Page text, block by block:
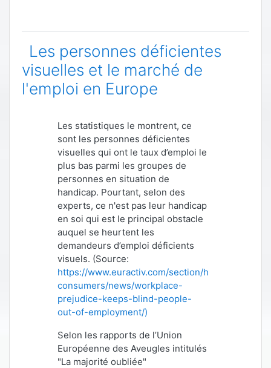
Les personnes déficientes
visuelles et le marché de
l'emploi en Europe
Les statistiques le montrent, ce
sont les personnes déficientes
visuelles qui ont le taux d’emploi le
plus bas parmi les groupes de
personnes en situation de
handicap. Pourtant, selon des
experts, ce n'est pas leur handicap
en soi qui est le principal obstacle
auquel se heurtent les
demandeurs d’emploi déficients
visuels. (Source:
https://www.euractiv.com/section/health-
consumers/news/workplace-
prejudice-keeps-blind-people-
out-of-employment/)
Selon les rapports de l’Union
Européenne des Aveugles intitulés
"La majorité oubliée"